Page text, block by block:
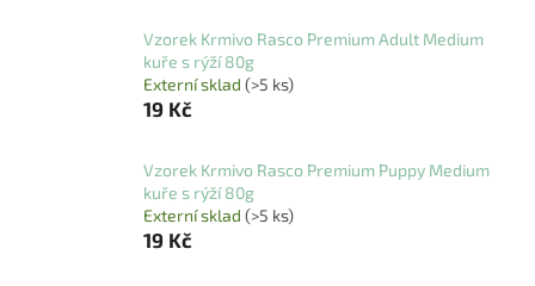
Vzorek Krmivo Rasco Premium Adult Medium
kuře s rýží 80g
Externí sklad (>5 ks)
19 Kč
Vzorek Krmivo Rasco Premium Puppy Medium
kuře s rýží 80g
Externí sklad (>5 ks)
19 Kč